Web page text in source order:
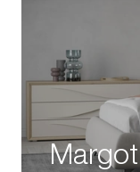
Margot